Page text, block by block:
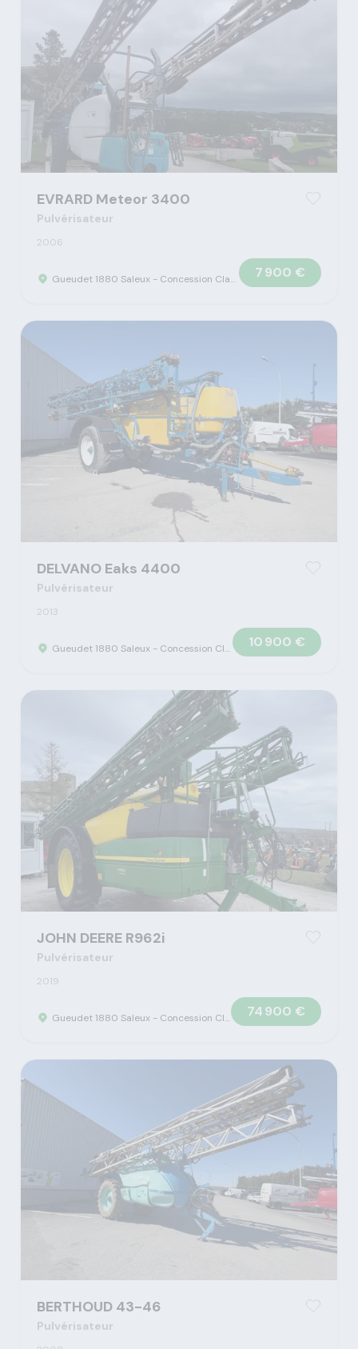
EVRARD Meteor 3400
Pulvérisateur
2006
Gueudet 1880 Saleux - Concession Claas 7 900 €
DELVANO Eaks 4400
Pulvérisateur
2013
Gueudet 1880 Saleux - Concession Claas 10 900 €
JOHN DEERE R962i
Pulvérisateur
2019
Gueudet 1880 Saleux - Concession Claas 74 900 €
BERTHOUD 43-46
Pulvérisateur